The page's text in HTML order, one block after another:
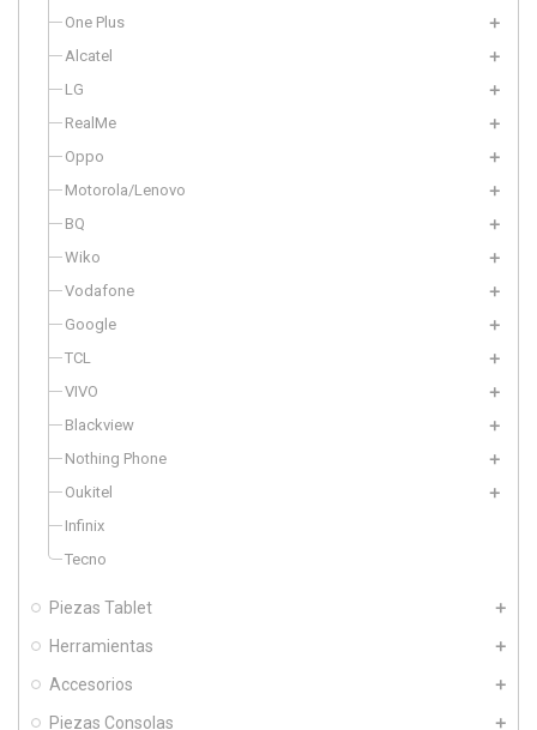
One Plus
Alcatel
LG
RealMe
Oppo
Motorola/Lenovo
BQ
Wiko
Vodafone
Google
TCL
VIVO
Blackview
Nothing Phone
Oukitel
Infinix
Tecno
Piezas Tablet
Herramientas
Accesorios
Piezas Consolas